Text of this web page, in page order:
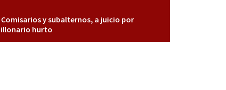
Comisarios y subalternos, a juicio por
hurto